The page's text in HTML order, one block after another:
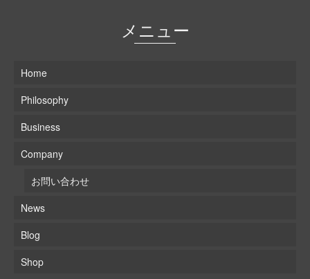
メニュー
Home
Philosophy
Business
Company
お問い合わせ
News
Blog
Shop